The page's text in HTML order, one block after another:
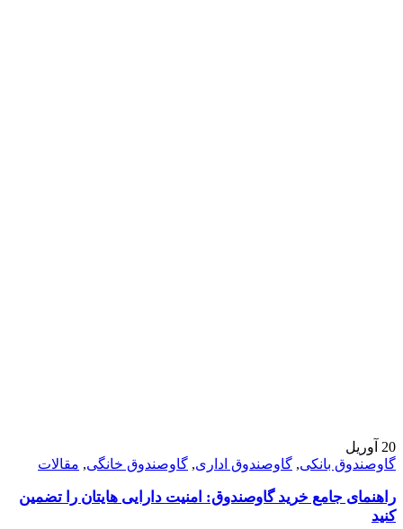
20 آوریل
گاوصندوق بانکی, گاوصندوق اداری, گاوصندوق خانگی, مقالات
راهنمای جامع خرید گاوصندوق: امنیت دارایی هایتان را تضمین
کنید